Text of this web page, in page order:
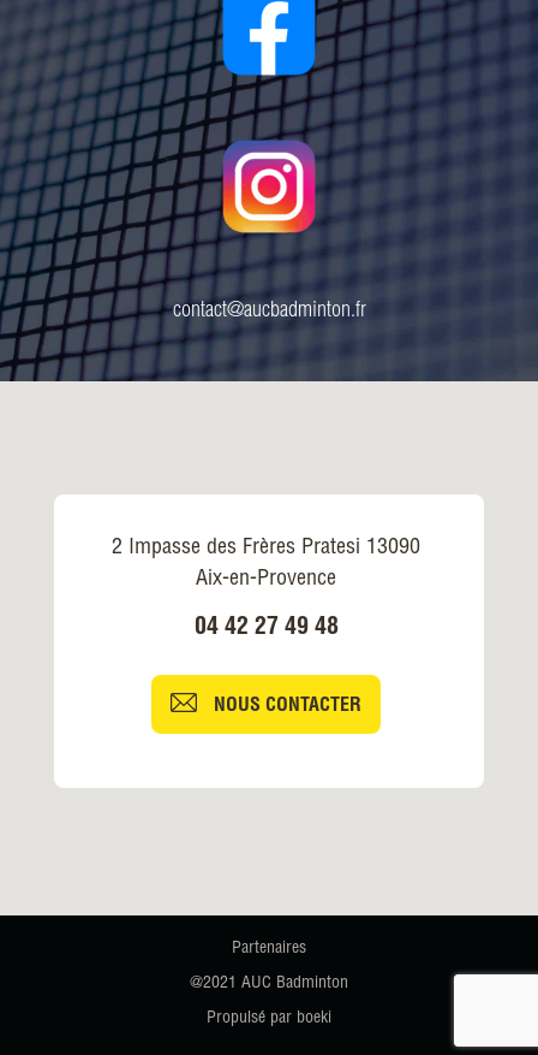
contact@aucbadminton.fr
2 Impasse des Frères Pratesi 13090
Aix-en-Provence
04 42 27 49 48
NOUS CONTACTER
Partenaires
@2021 AUC Badminton
Propulsé par boeki